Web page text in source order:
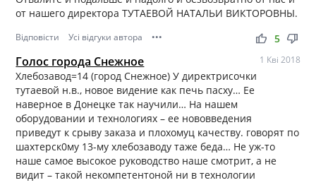
от нашего директора ТУТАЕВОЙ НАТАЛЬИ ВИКТОРОВНЫ.
Відповісти Усі відгуки автора ••• thumb_up thumb_down
5
Голос города Снежное 1 Кві 2018
Хлебозавод=14 (город Снежное) У директрисочки
тутаевой н.в., новое видение как печь пасху… Ее
наверное в Донецке так научили… На нашем
оборудовании и технологиях – ее нововведения
приведут к срыву заказа и плохомуц качеству. говорят по
шахтерск0му 13-му хлебозаводу таже беда… Не уж-то
наше самое высокое руководство наше смотрит, а не
видит – такой некомпетентоной ни в технологии